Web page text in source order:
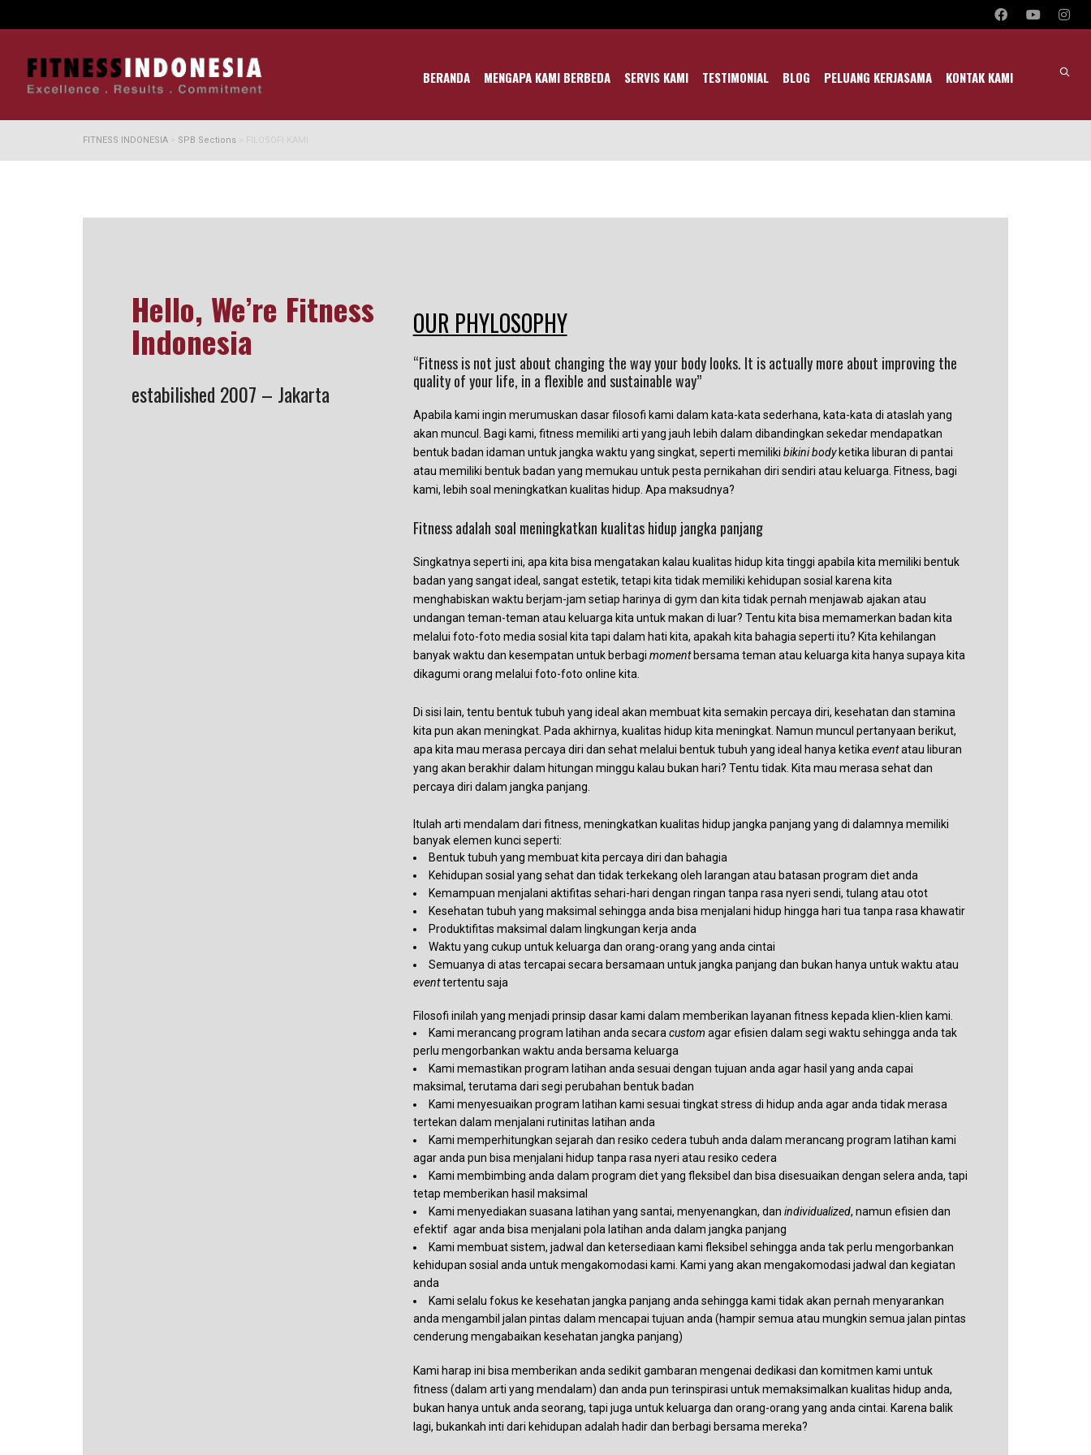
BERANDA MENGAPA KAMI BERBEDA SERVIS KAMI TESTIMONIAL BLOG PELUANG KERJASAMA KONTAK KAMI
FITNESS INDONESIA > SPB Sections > FILOSOFI KAMI
Hello, We’re Fitness
Indonesia
estabilished 2007 – Jakarta
OUR PHYLOSOPHY
“Fitness is not just about changing the way your body looks. It is actually more about improving the
quality of your life, in a flexible and sustainable way”
Apabila kami ingin merumuskan dasar filosofi kami dalam kata-kata sederhana, kata-kata di ataslah yang
akan muncul. Bagi kami, fitness memiliki arti yang jauh lebih dalam dibandingkan sekedar mendapatkan
bentuk badan idaman untuk jangka waktu yang singkat, seperti memiliki bikini bodyketika liburan di pantai
atau memiliki bentuk badan yang memukau untuk pesta pernikahan diri sendiri atau keluarga. Fitness, bagi
kami, lebih soal meningkatkan kualitas hidup. Apa maksudnya?
Fitness adalah soal meningkatkan kualitas hidup jangka panjang
Singkatnya seperti ini, apa kita bisa mengatakan kalau kualitas hidup kita tinggi apabila kita memiliki bentuk
badan yang sangat ideal, sangat estetik, tetapi kita tidak memiliki kehidupan sosial karena kita
menghabiskan waktu berjam-jam setiap harinya di gym dan kita tidak pernah menjawab ajakan atau
undangan teman-teman atau keluarga kita untuk makan di luar? Tentu kita bisa memamerkan badan kita
melalui foto-foto media sosial kita tapi dalam hati kita, apakah kita bahagia seperti itu? Kita kehilangan
banyak waktu dan kesempatan untuk berbagi momentbersama teman atau keluarga kita hanya supaya kita
dikagumi orang melalui foto-foto online kita.
Di sisi lain, tentu bentuk tubuh yang ideal akan membuat kita semakin percaya diri, kesehatan dan stamina
kita pun akan meningkat. Pada akhirnya, kualitas hidup kita meningkat. Namun muncul pertanyaan berikut,
apa kita mau merasa percaya diri dan sehat melalui bentuk tubuh yang ideal hanya ketika eventatau liburan
yang akan berakhir dalam hitungan minggu kalau bukan hari? Tentu tidak. Kita mau merasa sehat dan
percaya diri dalam jangka panjang.
Itulah arti mendalam dari fitness, meningkatkan kualitas hidup jangka panjang yang di dalamnya memiliki
banyak elemen kunci seperti:
Bentuk tubuh yang membuat kita percaya diri dan bahagia
Kehidupan sosial yang sehat dan tidak terkekang oleh larangan atau batasan program diet anda
Kemampuan menjalani aktifitas sehari-hari dengan ringan tanpa rasa nyeri sendi, tulang atau otot
Kesehatan tubuh yang maksimal sehingga anda bisa menjalani hidup hingga hari tua tanpa rasa khawatir
Produktifitas maksimal dalam lingkungan kerja anda
Waktu yang cukup untuk keluarga dan orang-orang yang anda cintai
Semuanya di atas tercapai secara bersamaan untuk jangka panjang dan bukan hanya untuk waktu atau
eventtertentu saja
Filosofi inilah yang menjadi prinsip dasar kami dalam memberikan layanan fitness kepada klien-klien kami.
Kami merancang program latihan anda secara custom agar efisien dalam segi waktu sehingga anda tak
perlu mengorbankan waktu anda bersama keluarga
Kami memastikan program latihan anda sesuai dengan tujuan anda agar hasil yang anda capai
maksimal, terutama dari segi perubahan bentuk badan
Kami menyesuaikan program latihan kami sesuai tingkat stress di hidup anda agar anda tidak merasa
tertekan dalam menjalani rutinitas latihan anda
Kami memperhitungkan sejarah dan resiko cedera tubuh anda dalam merancang program latihan kami
agar anda pun bisa menjalani hidup tanpa rasa nyeri atau resiko cedera
Kami membimbing anda dalam program diet yang fleksibel dan bisa disesuaikan dengan selera anda, tapi
tetap memberikan hasil maksimal
Kami menyediakan suasana latihan yang santai, menyenangkan, dan individualized, namun efisien dan
efektif agar anda bisa menjalani pola latihan anda dalam jangka panjang
Kami membuat sistem, jadwal dan ketersediaan kami fleksibel sehingga anda tak perlu mengorbankan
kehidupan sosial anda untuk mengakomodasi kami. Kami yang akan mengakomodasi jadwal dan kegiatan
anda
Kami selalu fokus ke kesehatan jangka panjang anda sehingga kami tidak akan pernah menyarankan
anda mengambil jalan pintas dalam mencapai tujuan anda (hampir semua atau mungkin semua jalan pintas
cenderung mengabaikan kesehatan jangka panjang)
Kami harap ini bisa memberikan anda sedikit gambaran mengenai dedikasi dan komitmen kami untuk
fitness (dalam arti yang mendalam) dan anda pun terinspirasi untuk memaksimalkan kualitas hidup anda,
bukan hanya untuk anda seorang, tapi juga untuk keluarga dan orang-orang yang anda cintai. Karena balik
lagi, bukankah inti dari kehidupan adalah hadir dan berbagi bersama mereka?